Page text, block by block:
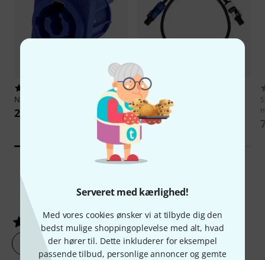
Serveret med kærlighed!
Med vores cookies ønsker vi at tilbyde dig den
bedst mulige shoppingoplevelse med alt, hvad
der hører til. Dette inkluderer for eksempel
passende tilbud, personlige annoncer og gemte
Neutrik
29 kr
NeutrikNKPH01-A4A3-M0100
175 kr
Kundebedømmelser
5/ 5
lav en vurdering af produktet nu